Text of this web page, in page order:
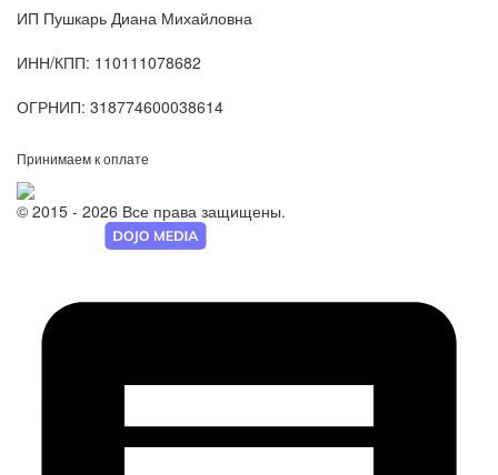
ИП Пушкарь Диана Михайловна
ИНН/КПП: 110111078682
ОГРНИП: 318774600038614
Принимаем к оплате
© 2015 - 2026 Все права защищены.